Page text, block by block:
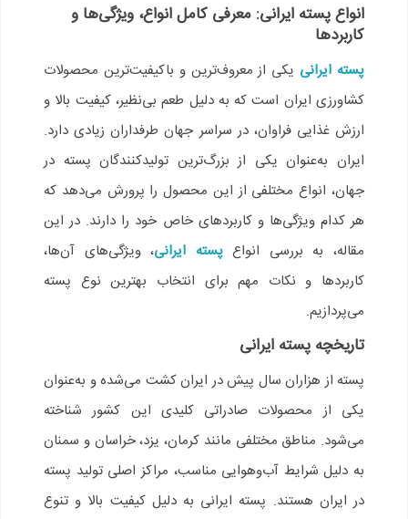
انواع پسته ایرانی: معرفی کامل انواع، ویژگی‌ها و
کاربردها
پسته ایرانی یکی از معروف‌ترین و باکیفیت‌ترین محصولات
کشاورزی ایران است که به دلیل طعم بی‌نظیر، کیفیت بالا و
ارزش غذایی فراوان، در سراسر جهان طرفداران زیادی دارد.
ایران به‌عنوان یکی از بزرگ‌ترین تولیدکنندگان پسته در
جهان، انواع مختلفی از این محصول را پرورش می‌دهد که
هر کدام ویژگی‌ها و کاربردهای خاص خود را دارند. در این
مقاله، به بررسی انواعپسته ایرانی، ویژگی‌های آن‌ها،
کاربردها و نکات مهم برای انتخاب بهترین نوع پسته
می‌پردازیم.
تاریخچه پسته ایرانی
پسته از هزاران سال پیش در ایران کشت می‌شده و به‌عنوان
یکی از محصولات صادراتی کلیدی این کشور شناخته
می‌شود. مناطق مختلفی مانند کرمان، یزد، خراسان و سمنان
به دلیل شرایط آب‌وهوایی مناسب، مراکز اصلی تولید پسته
در ایران هستند. پسته ایرانی به دلیل کیفیت بالا و تنوع